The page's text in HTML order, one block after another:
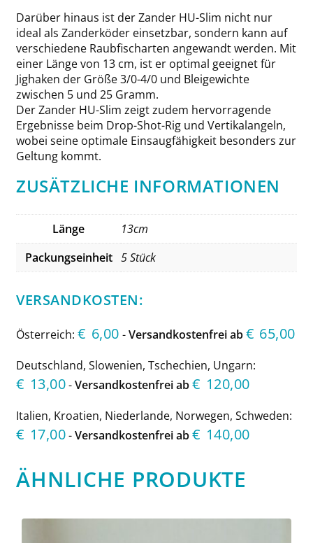
Darüber hinaus ist der Zander HU-Slim nicht nur
ideal als Zanderköder einsetzbar, sondern kann auf
verschiedene Raubfischarten angewandt werden. Mit
einer Länge von 13 cm, ist er optimal geeignet für
Jighaken der Größe 3/0-4/0 und Bleigewichte
zwischen 5 und 25 Gramm.
Der Zander HU-Slim zeigt zudem hervorragende
Ergebnisse beim Drop-Shot-Rig und Vertikalangeln,
wobei seine optimale Einsaugfähigkeit besonders zur
Geltung kommt.
ZUSÄTZLICHE INFORMATIONEN
Länge
13cm
Packungseinheit 5 Stück
VERSANDKOSTEN:
Österreich: € 6,00 -Versandkostenfrei ab € 65,00
Deutschland, Slowenien, Tschechien, Ungarn:
€ 13,00-Versandkostenfrei ab€ 120,00
Italien, Kroatien, Niederlande, Norwegen, Schweden:
€ 17,00-Versandkostenfrei ab€ 140,00
ÄHNLICHE PRODUKTE